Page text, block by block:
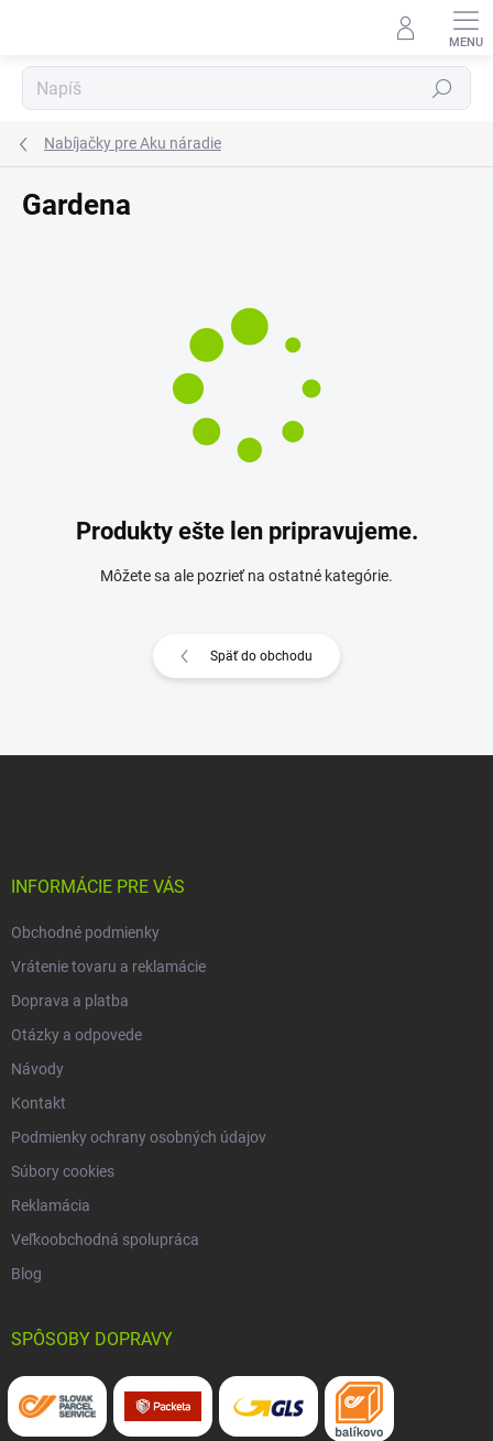
Hľadať
Nabíjačky pre Aku náradie
Gardena
Produkty ešte len pripravujeme.
Môžete sa ale pozrieť na ostatné kategórie.
Späť do obchodu
INFORMÁCIE PRE VÁS
Obchodné podmienky
Vrátenie tovaru a reklamácie
Doprava a platba
Otázky a odpovede
Návody
Kontakt
Podmienky ochrany osobných údajov
Súbory cookies
Reklamácia
Veľkoobchodná spolupráca
Blog
SPÔSOBY DOPRAVY
⬇